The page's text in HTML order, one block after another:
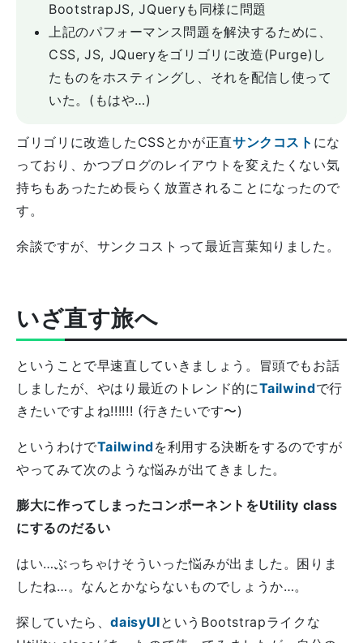
BootstrapJS, JQueryも同様に問題
上記のパフォーマンス問題を解決するために、
CSS, JS, JQueryをゴリゴリに改造(Purge)し
たものをホスティングし、それを配信し使って
いた。(もはや…)
ゴリゴリに改造したCSSとかが正直サンクコスト にな
っており、かつブログのレイアウトを変えたくない気
持ちもあったため長らく放置されることになったので
す。
余談ですが、サンクコストって最近言葉知りました。
いざ直す旅へ
ということで早速直していきましょう。冒頭でもお話
しましたが、やはり最近のトレンド的にTailwindで行
きたいですよね!!!!!! (行きたいです〜)
というわけでTailwindを利用する決断をするのですが
やってみて次のような悩みが出てきました。
膨大に作ってしまったコンポーネントをUtility class
にするのだるい
はい…ぶっちゃけそういった悩みが出ました。困りま
したね…。なんとかならないものでしょうか…。
探していたら、daisyUIというBootstrapライクな